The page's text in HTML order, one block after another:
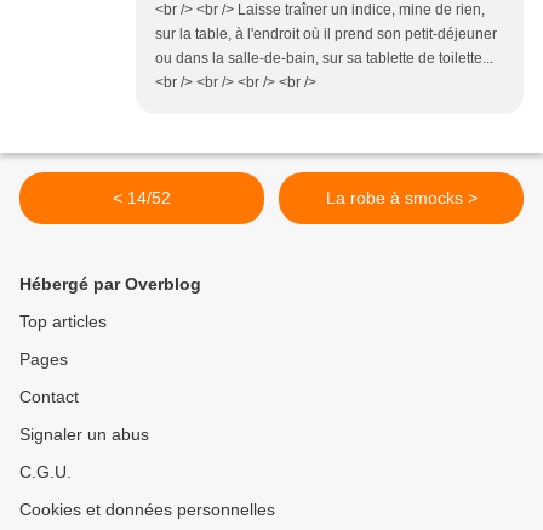
<br /> <br /> Laisse traîner un indice, mine de rien,
sur la table, à l'endroit où il prend son petit-déjeuner
ou dans la salle-de-bain, sur sa tablette de toilette...
<br /> <br /> <br /> <br />
< 14/52 La robe à smocks >
Hébergé par Overblog
Top articles
Pages
Contact
Signaler un abus
C.G.U.
Cookies et données personnelles